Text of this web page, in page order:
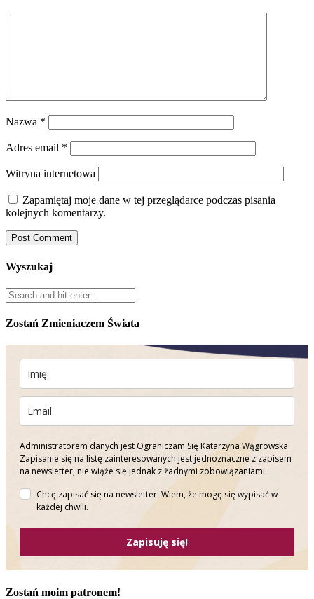
Nazwa *
Adres email *
Witryna internetowa
Zapamiętaj moje dane w tej przeglądarce podczas pisania
kolejnych komentarzy.
Wyszukaj
Zostań Zmieniaczem Świata
Administratorem danych jest Ograniczam Się Katarzyna Wągrowska.
Zapisanie się na listę zainteresowanych jest jednoznaczne z zapisem
na newsletter, nie wiąże się jednak z żadnymi zobowiązaniami.
Chcę zapisać się na newsletter. Wiem, że mogę się wypisać w
każdej chwili.
Zapisuję się!
Zostań moim patronem!